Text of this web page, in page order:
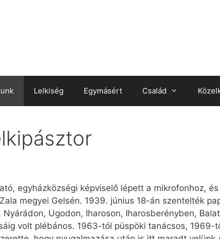
Lelkiség Egymásért Család
egyházközségi képviselő lépett a mikrofonhoz,
megyei Gelsén. 1939. június 18-án szentelték
Ugodon, Iharoson, Iharosberényben,
volt plébános. 1963-tól püspöki tanácsos, 1969-